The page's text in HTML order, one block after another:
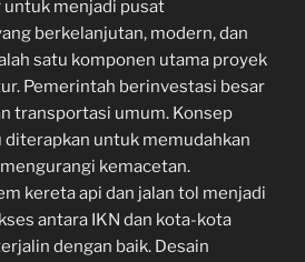
untuk menjadi pusat
berkelanjutan, modern, dan
satu komponen utama proyek
Pemerintah berinvestasi besar
transportasi umum. Konsep
untuk memudahkan
kemacetan.
kereta api dan jalan tol menjadi
antara IKN dan kota-kota
dengan baik. Desain